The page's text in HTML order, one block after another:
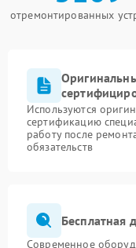
отремонтированных
Используются
сертификацию
работу после
обязательств
Бесплатная
Современное